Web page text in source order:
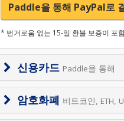
Paddle을 통해 PayPal로
* 번거로움 없는 15-일 환불 보증이 포
신용카드 Paddle을 통해
암호화폐 비트코인, ETH,